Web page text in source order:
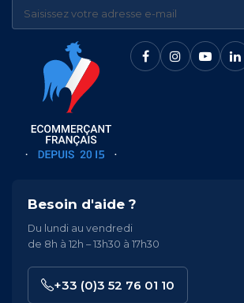
Besoin d'aide ?
Du lundi au vendredi
de 8h à 12h – 13h30 à 17h30
+33 (0)3 52 76 01 10